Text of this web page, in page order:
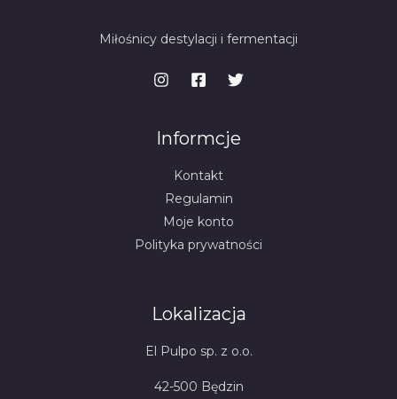
Miłośnicy destylacji i fermentacji
Informcje
Kontakt
Regulamin
Moje konto
Polityka prywatności
Lokalizacja
El Pulpo sp. z o.o.
42-500 Będzin